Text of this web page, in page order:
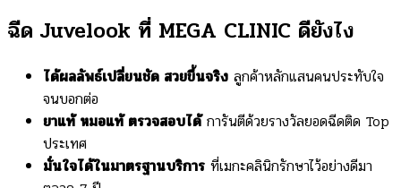
ฉีด Juvelook ที่ MEGA CLINIC ดียังไง
ได้ผลลัพธ์เปลี่ยนชัด สวยขึ้นจริง ลูกค้าหลักแสนคนประทับใจ
จนบอกต่อ
ยาแท้ หมอแท้ ตรวจสอบได้การันตีด้วยรางวัลยอดฉีดติด Top
ประเทศ
มั่นใจได้ในมาตรฐานบริการ ที่เมกะคลินิกรักษาไว้อย่างดีมา